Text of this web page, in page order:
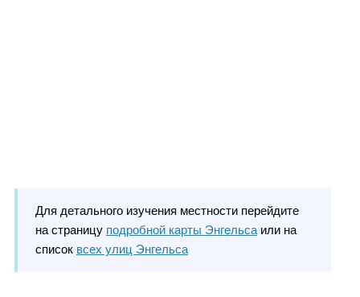
Для детального изучения местности перейдите
на страницу подробной карты Энгельсаили на
список всех улиц Энгельса